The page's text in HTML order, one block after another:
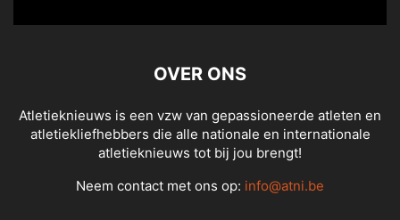
OVER ONS
Atletieknieuws is een vzw van gepassioneerde atleten en
atletiekliefhebbers die alle nationale en internationale
atletieknieuws tot bij jou brengt!
Neem contact met ons op: info@atni.be